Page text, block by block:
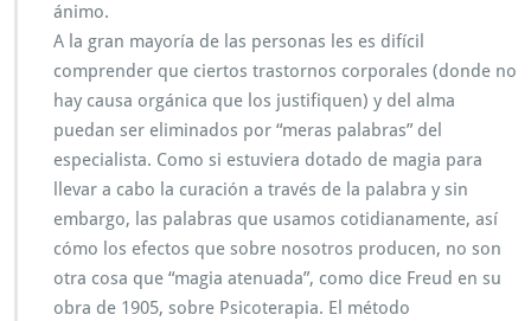
ánimo.
A la gran mayoría de las personas les es difícil
comprender que ciertos trastornos corporales (donde no
hay causa orgánica que los justifiquen) y del alma
puedan ser eliminados por “meras palabras” del
especialista. Como si estuviera dotado de magia para
llevar a cabo la curación a través de la palabra y sin
embargo, las palabras que usamos cotidianamente, así
cómo los efectos que sobre nosotros producen, no son
otra cosa que “magia atenuada”, como dice Freud en su
obra de 1905, sobre Psicoterapia. El método